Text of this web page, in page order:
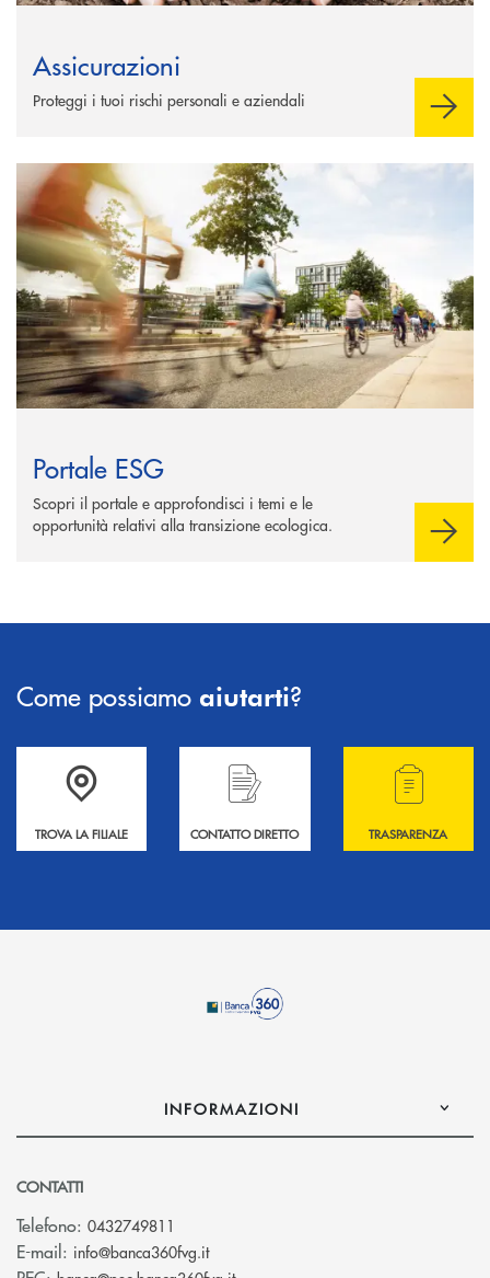
Assicurazioni
Proteggi i tuoi rischi personali e aziendali
Scopri di più Portale ESG
Portale ESG
Scopri il portale e approfondisci i temi e le
opportunità relativi alla transizione ecologica.
Come possiamo aiutarti?
Accedi all' elenco completo delle filiali .
TROVA LA FILIALE
Hai bisogno di informazioni? Contattaci !
CONTATTO DIRETTO
Hai bisogno di
TRASPARENZA
INFORMAZIONI
CONTATTI
Telefono: 0432749811
E-mail: info@banca360fvg.it(si apre l’app di posta elettronica)